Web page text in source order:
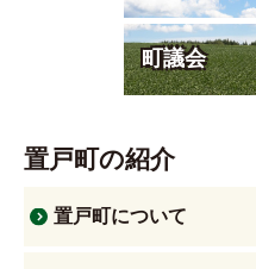
町議会
置戸町の紹介
置戸町について